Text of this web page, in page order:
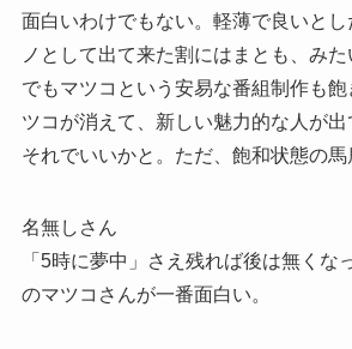
面白いわけでもない。軽薄で良いと
ノとして出て来た割にはまとも、み
でもマツコという安易な番組制作も
ツコが消えて、新しい魅力的な人が
それでいいかと。ただ、飽和状態の馬
名無しさん
「5時に夢中」さえ残れば後は無くな
のマツコさんが一番面白い。